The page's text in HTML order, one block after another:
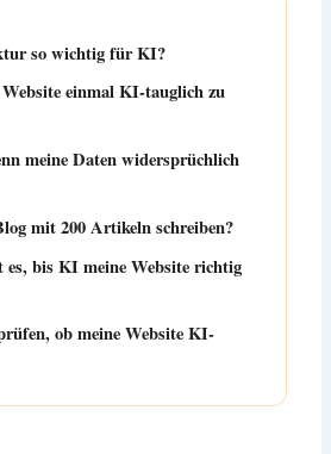
so wichtig für KI?
einmal KI-tauglich zu
meine Daten widersprüchlich
mit 200 Artikeln schreiben?
es, bis KI meine Website richtig
ob meine Website KI-